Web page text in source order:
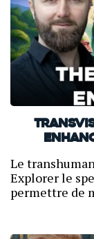
Le
Explorer le
permettre de